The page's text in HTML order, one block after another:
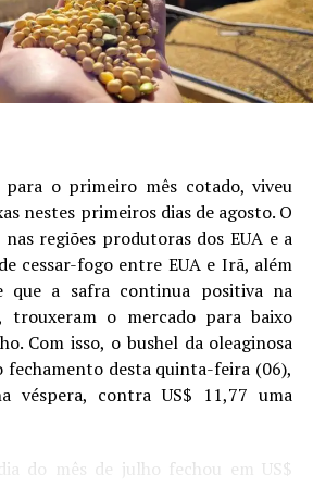
Sistema Famasul)
semeadura, fósforo, potássio e
compactada (Figura 1).
árvore de regressão mostrando os
Cada nó terminal exibe a produtividade
o primeiro mês cotado, viveu
nestes primeiros dias de agosto. O
regiões produtoras dos EUA e a
cessar-fogo entre EUA e Irã, além
que a safra continua positiva na
trouxeram o mercado para baixo
Com isso, o bushel da oleaginosa
fechamento desta quinta-feira (06),
véspera, contra US$ 11,77 uma
do mês de julho fechou em US$